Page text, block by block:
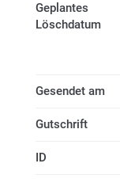
Geplantes
Löschdatum
Gesendet am
Gutschrift
ID